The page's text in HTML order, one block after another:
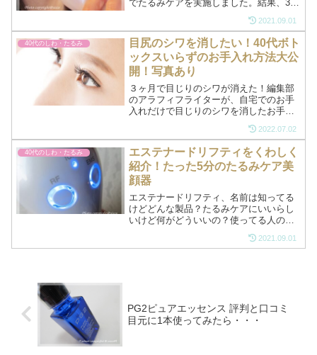
でたるみケアを実施しました。結果、3か
て分かるくらいアゴのラインがシャープ
になりました。リフティを使う前と使っ
たあとのアゴの写真を...
2021.09.01
40代のしわ・たるみ
目尻のシワを消したい！40代ボト
ックスいらずのお手入れ方法大公
開！写真あり
３ヶ月で目じりのシワが消えた！編集部
のアラフィフライターが、自宅でのお手
入れだけで目じりのシワを消したお手入
れ方法を写真付きで紹介しています。シ
ワが気になる人はマネしてみては？カラ
スの足跡がかなりうすくなっています
よ！お手入れ用の化粧品も公開していま
す。
2022.07.02
40代のしわ・たるみ
エステナードリフティをくわしく
紹介！たった5分のたるみケア美
顔器
エステナードリフティ、名前は知ってる
けどどんな製品？たるみケアにいいらし
いけど何がどういいの？使ってる人の感
な方に向けて、エステナードリフティの
2021.09.01
PG2ピュアエッセンス 評判と口コミ
目元に1本使ってみたら・・・